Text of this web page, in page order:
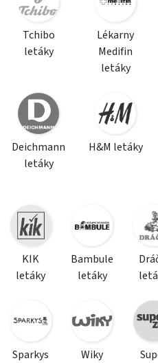
Tchibo
letáky
Lékarny
Medifin
letáky
Deichmann
letáky
H&M letáky
KIK
letáky
Bambule
letáky
Sparkys
Wiky